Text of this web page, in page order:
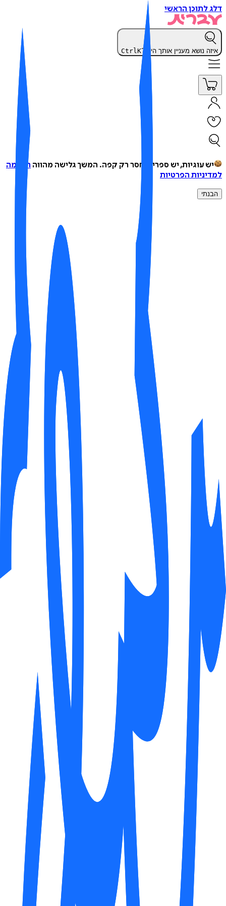
לתוכן הראשי
נושא מעניין אותך היום? Ctrl K
יש עוגיות, יש ספרים, חסר רק קפה.המשך גלישה מהווההסכמה
הפרטיות